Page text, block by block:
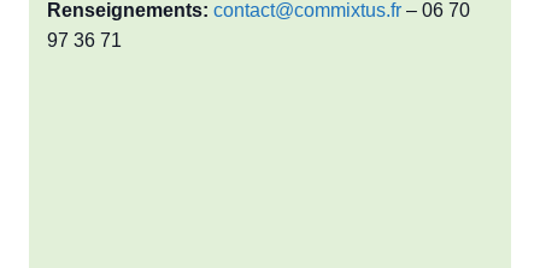
Renseignements: contact@commixtus.fr – 06 70
97 36 71